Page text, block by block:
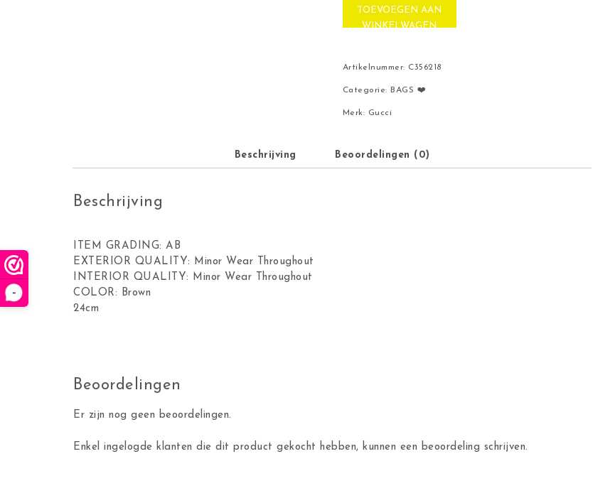
-
TOEVOEGEN AAN
WINKELWAGEN
Artikelnummer: C356218
Categorie: BAGS ❤️
Merk: Gucci
Beschrijving Beoordelingen (0)
Beschrijving
ITEM GRADING: AB
EXTERIOR QUALITY: Minor Wear Throughout
INTERIOR QUALITY: Minor Wear Throughout
COLOR: Brown
24cm
Beoordelingen
Er zijn nog geen beoordelingen.
Enkel ingelogde klanten die dit product gekocht hebben, kunnen een beoordeling schrijven.